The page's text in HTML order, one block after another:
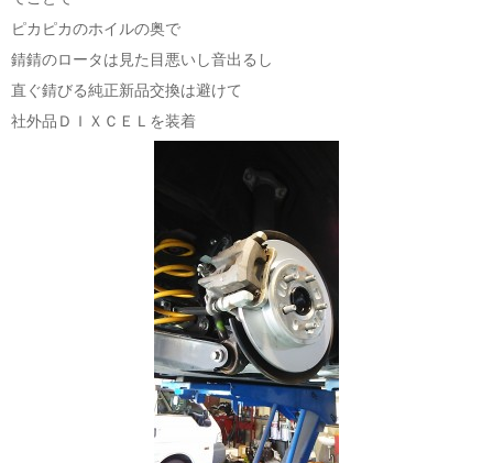
ピカピカのホイルの奥で
錆錆のロータは見た目悪いし音出るし
直ぐ錆びる純正新品交換は避けて
社外品ＤＩＸＣＥＬを装着